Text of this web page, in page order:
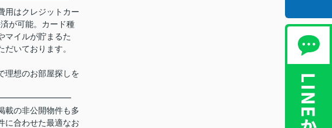
用はクレジットカー
が可能。カード種
マイルが貯まるた
いております。
理想のお部屋探しを
載の非公開物件も多
に合わせた最適なお